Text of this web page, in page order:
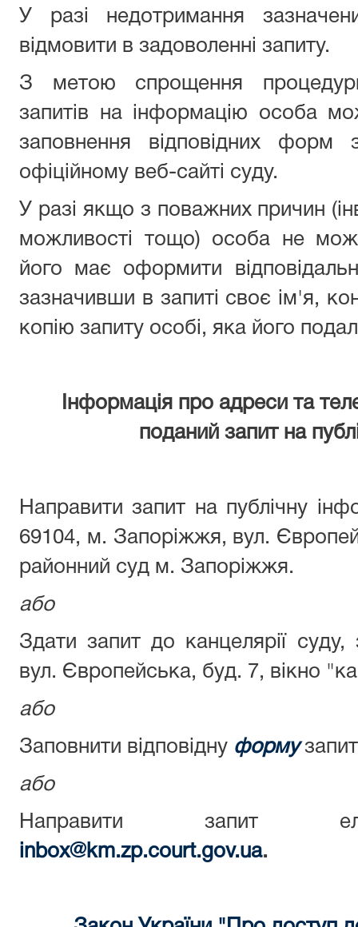
У разі недотримання
відмовити в задоволенні запиту.
З метою спрощення
запитів на інформацію особа
заповнення відповідних форм
офіційному веб-сайті суду.
У разі якщо з поважних причин
можливості тощо) особа не
його має оформити
зазначивши в запиті своє ім'я,
копію запиту особі, яка його
Інформація про адреси та
поданий запит на
Направити запит на публічну
69104, м. Запоріжжя, вул.
районний суд м. Запоріжжя.
або
Здати запит до канцелярії
вул. Європейська, буд. 7, вікно
або
Заповнити відповідну форму
або
Направити запит
inbox@km.zp.court.gov.ua.